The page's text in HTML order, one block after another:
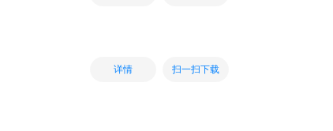
详情 扫一扫下载